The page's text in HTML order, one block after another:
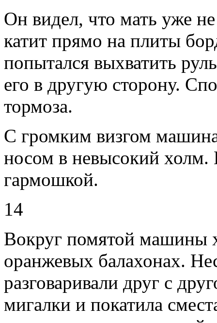
Он видел, что мать уже
катит прямо на плиты
попытался выхватить
его в другую сторону.
тормоза.
С громким визгом
носом в невысокий холм.
гармошкой.
14
Вокруг помятой машины
оранжевых балахонах.
разговаривали друг с
мигалки и покатила